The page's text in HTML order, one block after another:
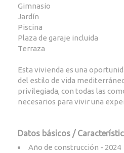
Gimnasio
Jardín
Piscina
Plaza de garaje incluida
Terraza
Esta vivienda es una
del estilo de vida
privilegiada, con todas las
necesarios para vivir una
Datos básicos /
Año de construcción - 2024